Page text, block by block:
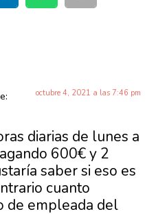
octubre 4, 2021 a las 7:46 pm
diarias de lunes a
600€ y 2
saber si eso es
cuanto
de empleada del